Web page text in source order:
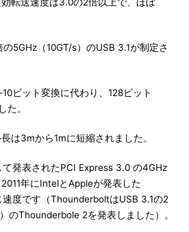
5GHz（10GT/s）のUSB 3.1が制定さ
ビット変換に代わり、128ビット
た。
は3mから1mに短縮されました。
発表されたPCI Express 3.0 の4GHz
年にIntelとAppleが発表した
度です（ThounderboltはUSB 3.1の2
のThounderbole 2を発表しました）。